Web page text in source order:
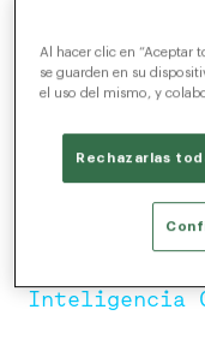
Inteligencia
Al hacer clic en “Aceptar
se guarden en su
el uso del mismo, y
Rechazarlas